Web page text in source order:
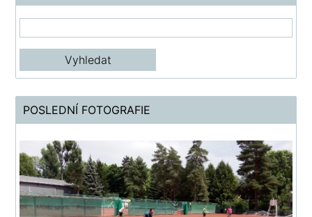
POSLEDNÍ FOTOGRAFIE